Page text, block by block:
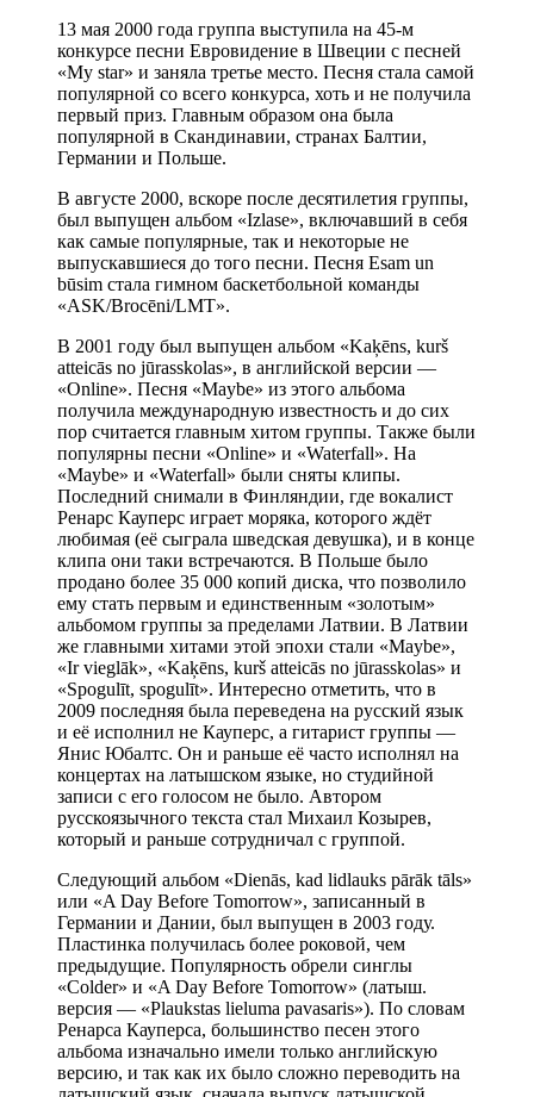
13 мая 2000 года группа выступила на 45-м
конкурсе песни Евровидение в Швеции с песней
«My star» и заняла третье место. Песня стала самой
популярной со всего конкурса, хоть и не получила
первый приз. Главным образом она была
популярной в Скандинавии, странах Балтии,
Германии и Польше.
В августе 2000, вскоре после десятилетия группы,
был выпущен альбом «Izlase», включавший в себя
как самые популярные, так и некоторые не
выпускавшиеся до того песни. Песня Esam un
būsim стала гимном баскетбольной команды
«ASK/Brocēni/LMT».
В 2001 году был выпущен альбом «Kaķēns, kurš
atteicās no jūrasskolas», в английской версии —
«Online». Песня «Maybe» из этого альбома
получила международную известность и до сих
пор считается главным хитом группы. Также были
популярны песни «Online» и «Waterfall». На
«Maybe» и «Waterfall» были сняты клипы.
Последний снимали в Финляндии, где вокалист
Ренарс Кауперс играет моряка, которого ждёт
любимая (её сыграла шведская девушка), и в конце
клипа они таки встречаются. В Польше было
продано более 35 000 копий диска, что позволило
ему стать первым и единственным «золотым»
альбомом группы за пределами Латвии. В Латвии
же главными хитами этой эпохи стали «Maybe»,
«Ir vieglāk», «Kaķēns, kurš atteicās no jūrasskolas» и
«Spogulīt, spogulīt». Интересно отметить, что в
2009 последняя была переведена на русский язык
и её исполнил не Кауперс, а гитарист группы —
Янис Юбалтс. Он и раньше её часто исполнял на
концертах на латышском языке, но студийной
записи с его голосом не было. Автором
русскоязычного текста стал Михаил Козырев,
который и раньше сотрудничал с группой.
Следующий альбом «Dienās, kad lidlauks pārāk tāls»
или «A Day Before Tomorrow», записанный в
Германии и Дании, был выпущен в 2003 году.
Пластинка получилась более роковой, чем
предыдущие. Популярность обрели синглы
«Colder» и «A Day Before Tomorrow» (латыш.
версия — «Plaukstas lieluma pavasaris»). По словам
Ренарса Кауперса, большинство песен этого
альбома изначально имели только английскую
версию, и так как их было сложно переводить на